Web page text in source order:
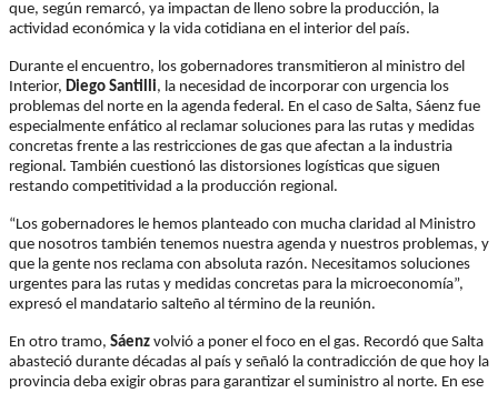
que, según remarcó, ya impactan de lleno sobre la producción, la
actividad económica y la vida cotidiana en el interior del país.
Durante el encuentro, los gobernadores transmitieron al ministro del
Interior, Diego Santilli, la necesidad de incorporar con urgencia los
problemas del norte en la agenda federal. En el caso de Salta, Sáenz fue
especialmente enfático al reclamar soluciones para las rutas y medidas
concretas frente a las restricciones de gas que afectan a la industria
regional. También cuestionó las distorsiones logísticas que siguen
restando competitividad a la producción regional.
“Los gobernadores le hemos planteado con mucha claridad al Ministro
que nosotros también tenemos nuestra agenda y nuestros problemas, y
que la gente nos reclama con absoluta razón. Necesitamos soluciones
urgentes para las rutas y medidas concretas para la microeconomía”,
expresó el mandatario salteño al término de la reunión.
En otro tramo, Sáenz volvió a poner el foco en el gas. Recordó que Salta
abasteció durante décadas al país y señaló la contradicción de que hoy la
provincia deba exigir obras para garantizar el suministro al norte. En ese